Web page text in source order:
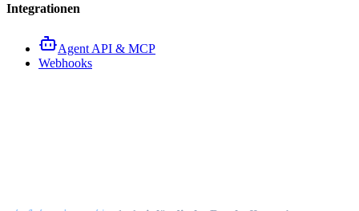
Integrationen
Agent API & MCP
Webhooks